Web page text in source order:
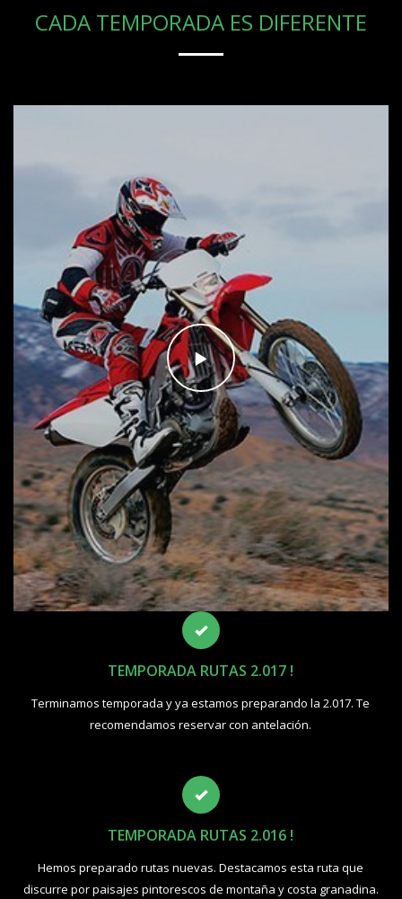
CADA TEMPORADA ES DIFERENTE
TEMPORADA RUTAS 2.017 !
Terminamos temporada y ya estamos preparando la 2.017. Te
recomendamos reservar con antelación.
TEMPORADA RUTAS 2.016 !
Hemos preparado rutas nuevas. Destacamos esta ruta que
discurre por paisajes pintorescos de montaña y costa granadina.